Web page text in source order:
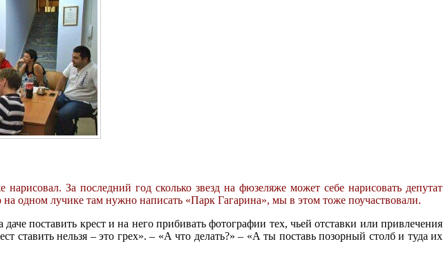
За последний год сколько звезд на фюзеляже может себе нарисовать депутат
одном лучике там нужно написать «Парк Гагарина», мы в этом тоже поучаствовали.
поставить крест и на него прибивать фотографии тех, чьей отставки или привлечения
ставить нельзя – это грех». – «А что делать?» – «А ты поставь позорный столб и туда их